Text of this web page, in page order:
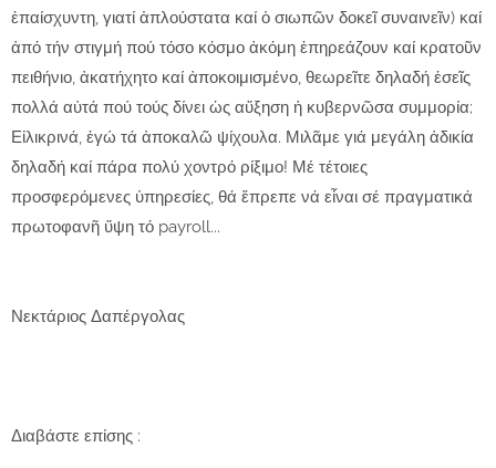
ἐπαίσχυντη, γιατί ἁπλούστατα καί ὁ σιωπῶν δοκεῖ συναινεῖν) καί
ἀπό τήν στιγμή πού τόσο κόσμο ἀκόμη ἐπηρεάζουν καί κρατοῦν
πειθήνιο, ἀκατήχητο καί ἀποκοιμισμένο, θεωρεῖτε δηλαδή ἐσεῖς
πολλά αὐτά πού τούς δίνει ὡς αὔξηση ἡ κυβερνῶσα συμμορία;
Εἰλικρινά, ἐγώ τά ἀποκαλῶ ψίχουλα. Μιλᾶμε γιά μεγάλη ἀδικία
δηλαδή καί πάρα πολύ χοντρό ρίξιμο! Μέ τέτοιες
προσφερόμενες ὑπηρεσίες, θά ἔπρεπε νά εἶναι σέ πραγματικά
πρωτοφανῆ ὕψη τό payroll...
Νεκτάριος Δαπέργολας
Διαβάστε επίσης :